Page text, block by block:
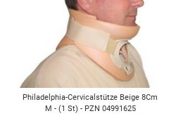
Philadelphia-Cervicalstütze Beige 8Cm
M - (1 St) - PZN 04991625